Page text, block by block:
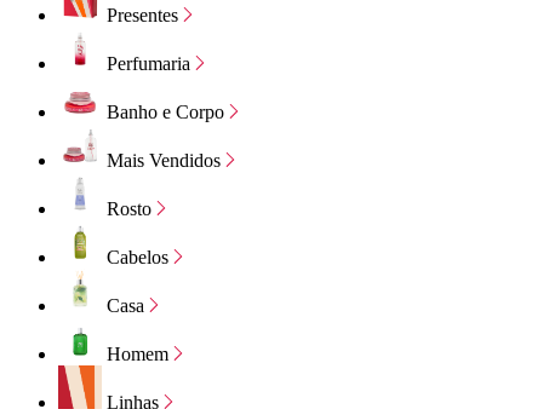
Presentes
Perfumaria
Banho e Corpo
Mais Vendidos
Rosto
Cabelos
Casa
Homem
Linhas